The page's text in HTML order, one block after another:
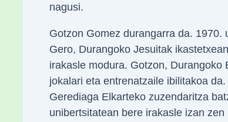
nagusi.
Gotzon Gomez durangarra da.
Gero, Durangoko Jesuitak
irakasle modura. Gotzon, Durangoko
jokalari eta entrenatzaile ibilitakoa
Gerediaga Elkarteko zuzendaritza
unibertsitatean bere irakasle izan